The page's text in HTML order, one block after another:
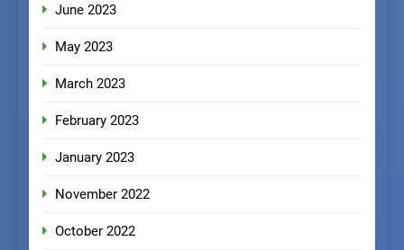
June 2023
May 2023
March 2023
February 2023
January 2023
November 2022
October 2022